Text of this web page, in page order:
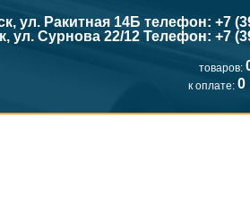
ул. Ракитная 14Б телефон: +7
ул. Сурнова 22/12 Телефон: +7
товаров:
к оплате: 0